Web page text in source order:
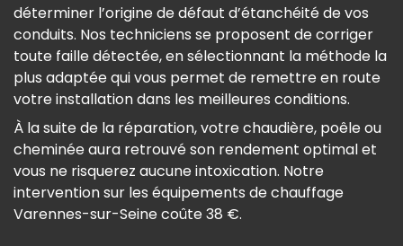
déterminer l’origine de défaut d’étanchéité de vos
conduits. Nos techniciens se proposent de corriger
toute faille détectée, en sélectionnant la méthode la
plus adaptée qui vous permet de remettre en route
votre installation dans les meilleures conditions.
À la suite de la réparation, votre chaudière, poêle ou
cheminée aura retrouvé son rendement optimal et
vous ne risquerez aucune intoxication. Notre
intervention sur les équipements de chauffage
Varennes-sur-Seine coûte 38 €.